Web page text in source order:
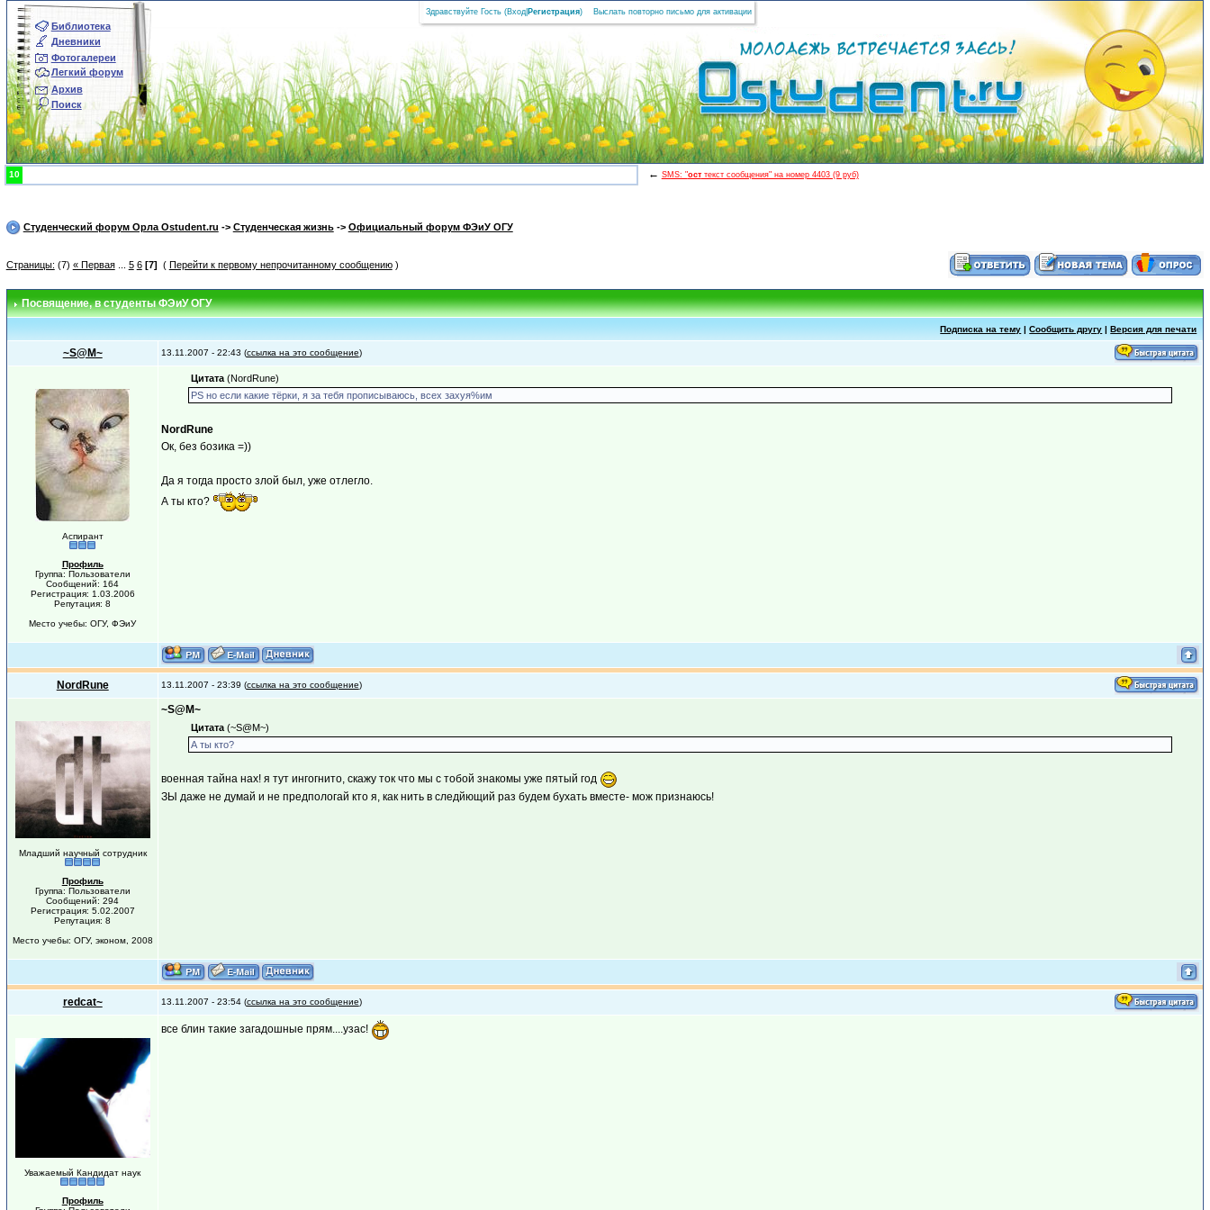
Библиотека
Дневники
Фотогалереи
Легкий форум
Архив
Поиск
Здравствуйте Гость (Вход Регистрация) Выслать повторно письмо для активации
10 ← SMS: "осттекст сообщения" на номер 4403 (9 руб)
Студенческий форум Орла Ostudent.ru -> Студенческая жизнь-> Официальный форум ФЭиУ ОГУ
Страницы: (7) « Первая... 5 6 [7] ( Перейти к первому непрочитанному сообщению)
Посвящение, в студенты ФЭиУ ОГУ
Подписка на тему |Сообщить другу |Версия для печати
~S@M~ 13.11.2007 - 22:43 (ссылка на это сообщение)
Аспирант
Профиль
Группа: Пользователи
Сообщений: 164
Регистрация: 1.03.2006
Репутация: 8
Место учебы: ОГУ, ФЭиУ
Цитата(NordRune)
PS но если какие тёрки, я за тебя прописываюсь, всех захуя%им
NordRune
Ок, без бозика =))
Да я тогда просто злой был, уже отлегло.
А ты кто?
NordRune 13.11.2007 - 23:39 (ссылка на это сообщение)
Младший научный сотрудник
Профиль
Группа: Пользователи
Сообщений: 294
Регистрация: 5.02.2007
Репутация: 8
Место учебы: ОГУ, эконом, 2008
~S@M~
Цитата(~S@M~)
А ты кто?
военная тайна нах! я тут ингогнито, скажу ток что мы с тобой знакомы уже пятый год
ЗЫ даже не думай и не предпологай кто я, как нить в следйющий раз будем бухать вместе- мож признаюсь!
redcat~ 13.11.2007 - 23:54 (ссылка на это сообщение)
Уважаемый Кандидат наук
Профиль
все блин такие загадошные прям....узас!